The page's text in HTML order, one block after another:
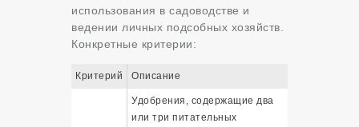
использования в садоводстве и
ведении личных подсобных хозяйств.
Конкретные критерии:
Критерий Описание
Удобрения, содержащие два
или три питательных